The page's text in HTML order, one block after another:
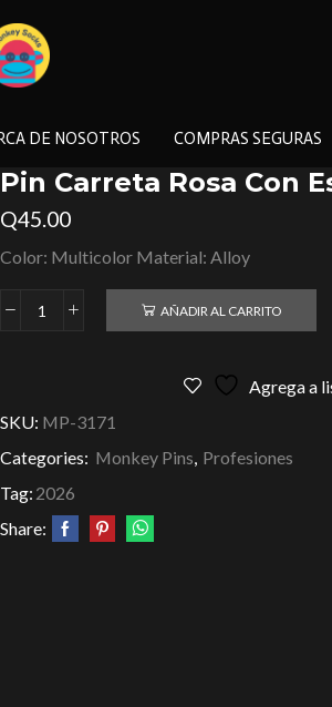
DE NOSOTROS COMPRAS SEGURAS
Pin Carreta Rosa Con
Q45.00
Color: Multicolor Material: Alloy
AÑADIR AL CARRITO
Agrega a
SKU: MP-3171
Categories: Monkey Pins, Profesiones
Tag: 2026
Share: